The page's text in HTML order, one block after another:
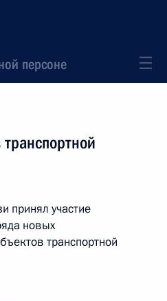
персоне
принял участие
новых
транспортной